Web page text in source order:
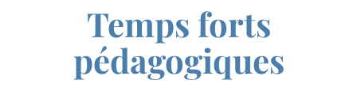
Temps forts
pédagogiques